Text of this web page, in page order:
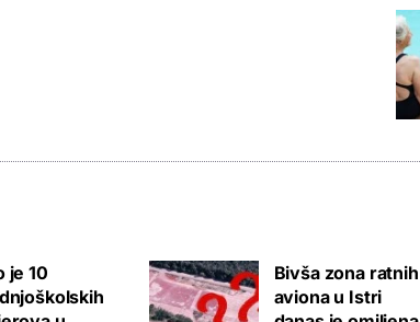
je 10
Bivša zona ratnih
aviona u Istri